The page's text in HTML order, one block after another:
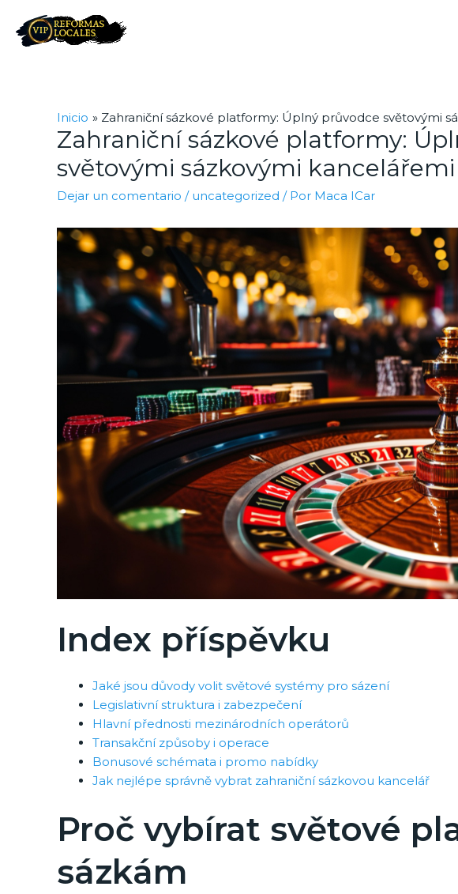
Inicio Zahraniční sázkové platformy: Úplný průvodce světovými
Zahraniční sázkové platformy:
světovými sázkovými kancelářemi
Dejar un comentario / uncategorized / Por Maca ICar
Index příspěvku
Jaké jsou důvody volit světové systémy pro sázení
Legislativní struktura i zabezpečení
Hlavní přednosti mezinárodních operátorů
Transakční způsoby i operace
Bonusové schémata i promo nabídky
Jak nejlépe správně vybrat zahraniční sázkovou kancelář
Proč vybírat světové
sázkám